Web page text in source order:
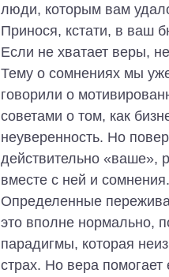
люди, которым вам
Принося, кстати, в ваш
Если не хватает веры,
Тему о сомнениях мы
говорили о
советами о том, как
неуверенность. Но
действительно «ваше»,
вместе с ней и сомнения.
Определенные
это вполне нормально,
парадигмы, которая
страх. Но вера